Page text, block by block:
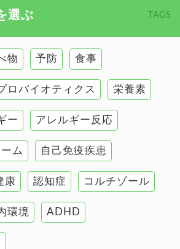
選ぶ TAGS
物 予防 食事
ロバイオティクス 栄養素
ー アレルギー反応
ム 自己免疫疾患
康 認知症 コルチゾール
環境 ADHD